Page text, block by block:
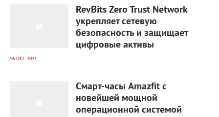
RevBits Zero Trust Network
укрепляет сетевую
безопасность и защищает
цифровые активы
16 ОКТ 2021
Cмарт-часы Amazfit c
новейшей мощной
операционной системой